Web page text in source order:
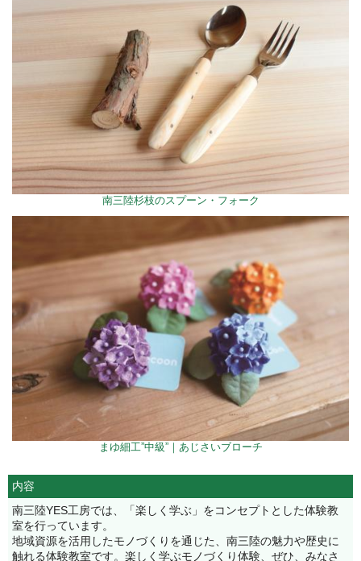
南三陸杉枝のスプーン・フォーク
まゆ細工”中級”｜あじさいブローチ
内容
南三陸YES工房では、「楽しく学ぶ」をコンセプトとした体験教
室を行っています。
地域資源を活用したモノづくりを通じた、南三陸の魅力や歴史に
触れる体験教室です。楽しく学ぶモノづくり体験、ぜひ、みなさ